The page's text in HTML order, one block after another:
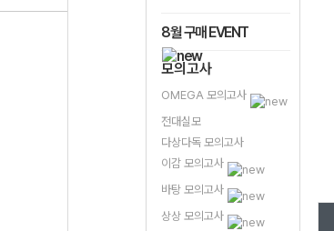
8월 구매 EVENT
모의고사
OMEGA 모의고사
전대실모
다상다독 모의고사
이감 모의고사
바탕 모의고사
상상 모의고사